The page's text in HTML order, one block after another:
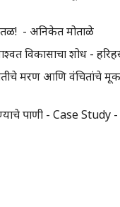
- अनिकेत मोताळे
विकासाचा शोध -
मरण आणि वंचितांचे
पाणी - Case Study